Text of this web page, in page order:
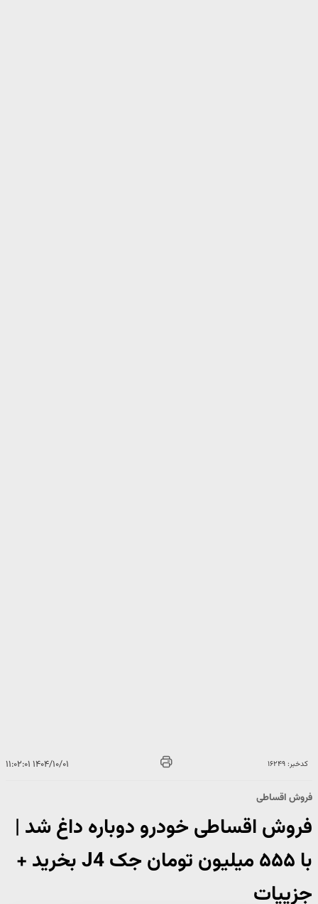
کدخبر: ۱۶۲۴۹ ۱۴۰۴/۱۰/۰۱ ۱۱:۰۲:۰۱
فروش اقساطی
فروش اقساطی خودرو دوباره داغ شد |
با ۵۵۵ میلیون تومان جک J4 بخرید +
جزییات